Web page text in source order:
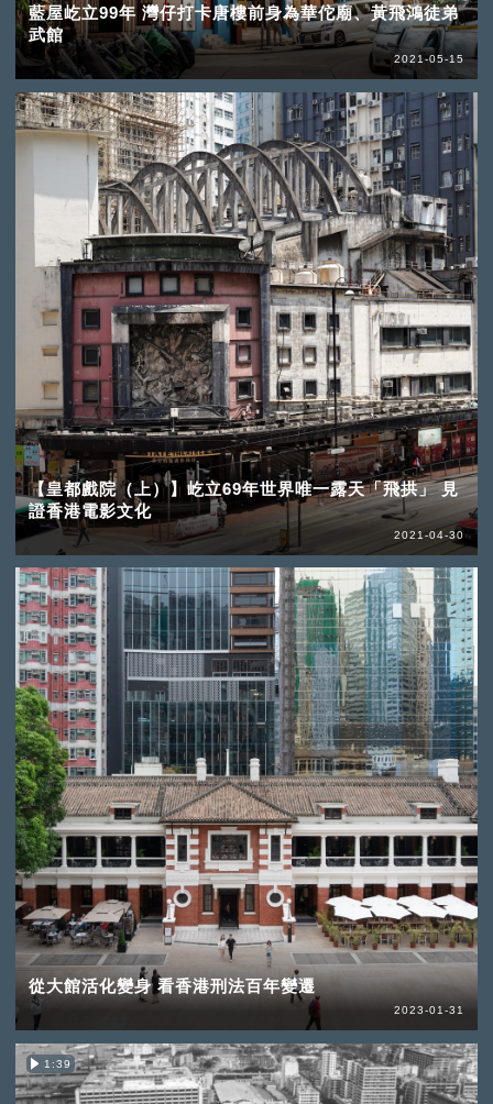
藍屋屹立99年 灣仔打卡唐樓前身為華佗廟、黃飛鴻徒弟
武館
2021-05-15
【皇都戲院（上）】屹立69年世界唯一露天「飛拱」 見
證香港電影文化
2021-04-30
從大館活化變身 看香港刑法百年變遷
2023-01-31
1:39